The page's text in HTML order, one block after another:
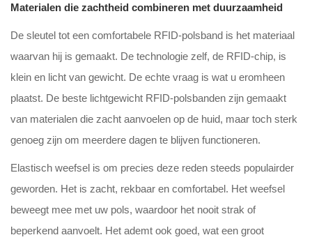
Materialen die zachtheid combineren met duurzaamheid
De sleutel tot een comfortabele RFID-polsband is het materiaal
waarvan hij is gemaakt. De technologie zelf, de RFID-chip, is
klein en licht van gewicht. De echte vraag is wat u eromheen
plaatst. De beste lichtgewicht RFID-polsbanden zijn gemaakt
van materialen die zacht aanvoelen op de huid, maar toch sterk
genoeg zijn om meerdere dagen te blijven functioneren.
Elastisch weefsel is om precies deze reden steeds populairder
geworden. Het is zacht, rekbaar en comfortabel. Het weefsel
beweegt mee met uw pols, waardoor het nooit strak of
beperkend aanvoelt. Het ademt ook goed, wat een groot